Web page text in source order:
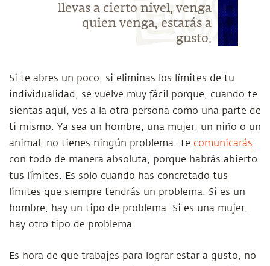
llevas a cierto nivel, venga
quien venga, estarás a
gusto.
Si te abres un poco, si eliminas los límites de tu
individualidad, se vuelve muy fácil porque, cuando te
sientas aquí, ves a la otra persona como una parte de
ti mismo. Ya sea un hombre, una mujer, un niño o un
animal, no tienes ningún problema. Te comunicarás
con todo de manera absoluta, porque habrás abierto
tus límites. Es solo cuando has concretado tus
límites que siempre tendrás un problema. Si es un
hombre, hay un tipo de problema. Si es una mujer,
hay otro tipo de problema.
Es hora de que trabajes para lograr estar a gusto, no